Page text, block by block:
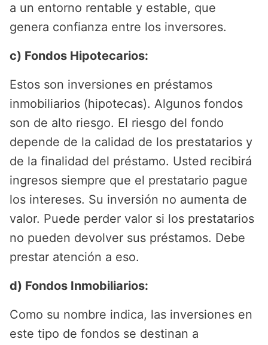
a un entorno rentable y estable, que
genera confianza entre los inversores.
c) Fondos Hipotecarios:
Estos son inversiones en préstamos
inmobiliarios (hipotecas). Algunos fondos
son de alto riesgo. El riesgo del fondo
depende de la calidad de los prestatarios y
de la finalidad del préstamo. Usted recibirá
ingresos siempre que el prestatario pague
los intereses. Su inversión no aumenta de
valor. Puede perder valor si los prestatarios
no pueden devolver sus préstamos. Debe
prestar atención a eso.
d) Fondos Inmobiliarios:
Como su nombre indica, las inversiones en
este tipo de fondos se destinan a